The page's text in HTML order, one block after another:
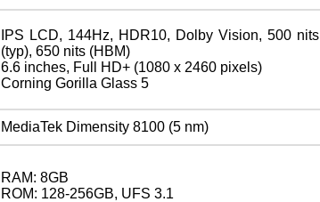
IPS LCD, 144Hz, HDR10, Dolby Vision, 500 nits
(typ), 650 nits (HBM)
6.6 inches, Full HD+ (1080 x 2460 pixels)
Corning Gorilla Glass 5
MediaTek Dimensity 8100 (5 nm)
RAM: 8GB
ROM: 128-256GB, UFS 3.1